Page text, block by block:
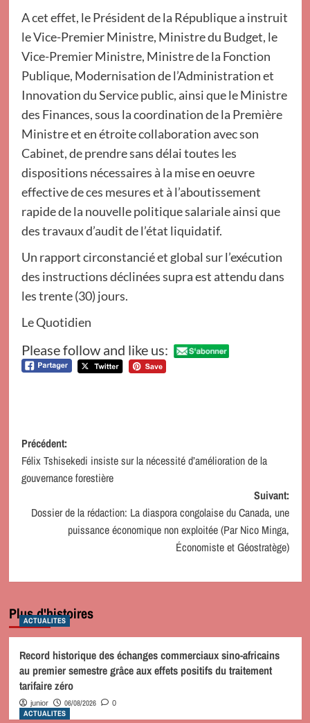
A cet effet, le Président de la République a instruit
le Vice-Premier Ministre, Ministre du Budget, le
Vice-Premier Ministre, Ministre de la Fonction
Publique, Modernisation de l’Administration et
Innovation du Service public, ainsi que le Ministre
des Finances, sous la coordination de la Première
Ministre et en étroite collaboration avec son
Cabinet, de prendre sans délai toutes les
dispositions nécessaires à la mise en oeuvre
effective de ces mesures et à l’aboutissement
rapide de la nouvelle politique salariale ainsi que
des travaux d’audit de l’état liquidatif.
Un rapport circonstancié et global sur l’exécution
des instructions déclinées supra est attendu dans
les trente (30) jours.
Le Quotidien
Please follow and like us:
Navigation
d’article
Précédent:
Félix Tshisekedi insiste sur la nécessité d’amélioration de la
gouvernance forestière
Suivant:
Dossier de la rédaction: La diaspora congolaise du Canada, une
puissance économique non exploitée (Par Nico Minga,
Économiste et Géostratège)
Plus d'histoires
ACTUALITES
Record historique des échanges commerciaux sino-africains
au premier semestre grâce aux effets positifs du traitement
tarifaire zéro
junior 06/08/2026 0
ACTUALITES